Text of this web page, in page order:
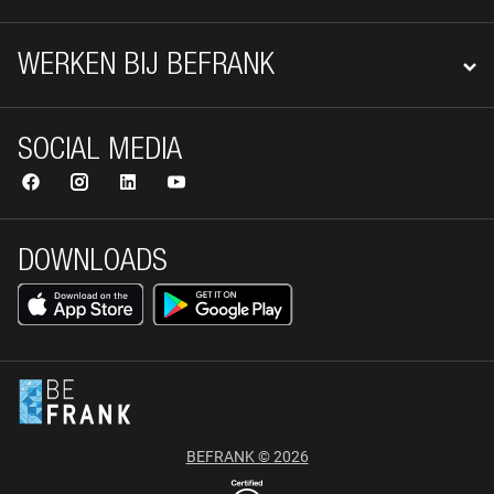
WERKEN BIJ BEFRANK
DOWNLOADS
SOCIAL MEDIA
BEFRANK © 2026